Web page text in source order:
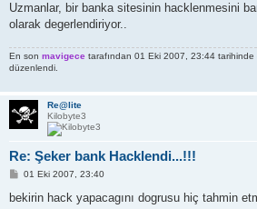
Uzmanlar, bir banka sitesinin hacklenmesini
olarak degerlendiriyor..
En son mavigece tarafından 01 Eki 2007, 23:44
düzenlendi.
Re@lite
Kilobyte3
Re: Şeker bank Hacklendi...!!!
M
s
01 Eki 2007, 23:40
bekirin hack yapacagını dogrusu hiç tahmin